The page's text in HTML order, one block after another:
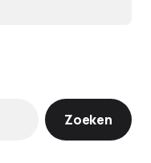
Zoeken